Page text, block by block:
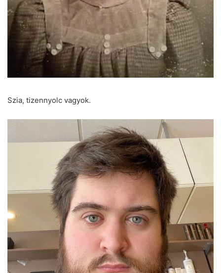
Szia, tizennyolc vagyok.